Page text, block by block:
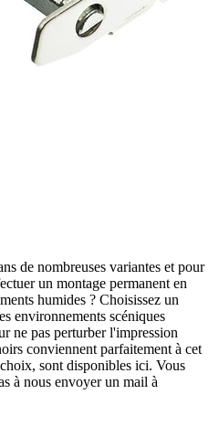
de nombreuses variantes et pour
un montage permanent en
humides ? Choisissez un
environnements scéniques
ne pas perturber l'impression
conviennent parfaitement à cet
sont disponibles ici. Vous
à nous envoyer un mail à